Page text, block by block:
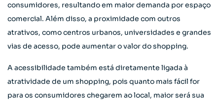
consumidores, resultando em maior demanda por espaço
comercial. Além disso, a proximidade com outros
atrativos, como centros urbanos, universidades e grandes
vias de acesso, pode aumentar o valor do shopping.
A acessibilidade também está diretamente ligada à
atratividade de um shopping, pois quanto mais fácil for
para os consumidores chegarem ao local, maior será sua